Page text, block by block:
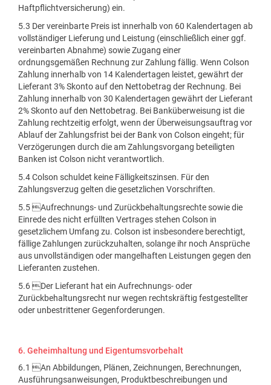
Haftpflichtversicherung) ein.
5.3 Der vereinbarte Preis ist innerhalb von 60 Kalendertagen ab
vollständiger Lieferung und Leistung (einschließlich einer ggf.
vereinbarten Abnahme) sowie Zugang einer
ordnungsgemäßen Rechnung zur Zahlung fällig. Wenn Colson
Zahlung innerhalb von 14 Kalendertagen leistet, gewährt der
Lieferant 3% Skonto auf den Nettobetrag der Rechnung. Bei
Zahlung innerhalb von 30 Kalendertagen gewährt der Lieferant
2% Skonto auf den Nettobetrag. Bei Banküberweisung ist die
Zahlung rechtzeitig erfolgt, wenn der Überweisungsauftrag vor
Ablauf der Zahlungsfrist bei der Bank von Colson eingeht; für
Verzögerungen durch die am Zahlungsvorgang beteiligten
Banken ist Colson nicht verantwortlich.
5.4 Colson schuldet keine Fälligkeitszinsen. Für den
Zahlungsverzug gelten die gesetzlichen Vorschriften.
5.5 Aufrechnungs- und Zurückbehaltungsrechte sowie die
Einrede des nicht erfüllten Vertrages stehen Colson in
gesetzlichem Umfang zu. Colson ist insbesondere berechtigt,
fällige Zahlungen zurückzuhalten, solange ihr noch Ansprüche
aus unvollständigen oder mangelhaften Leistungen gegen den
Lieferanten zustehen.
5.6 Der Lieferant hat ein Aufrechnungs- oder
Zurückbehaltungsrecht nur wegen rechtskräftig festgestellter
oder unbestrittener Gegenforderungen.
6. Geheimhaltung und Eigentumsvorbehalt
6.1 An Abbildungen, Plänen, Zeichnungen, Berechnungen,
Ausführungsanweisungen, Produktbeschreibungen und